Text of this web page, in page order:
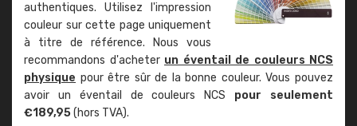
authentiques. Utilisez l'impression
couleur sur cette page uniquement
à titre de référence. Nous vous
recommandons d'acheter un éventail de couleurs NCS
physique pour être sûr de la bonne couleur. Vous pouvez
avoir un éventail de couleurs NCS pour seulement
€189,95(hors TVA).